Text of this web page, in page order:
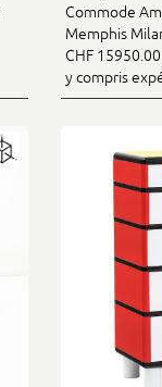
Commode
Memphis
CHF 15950.00
y compris